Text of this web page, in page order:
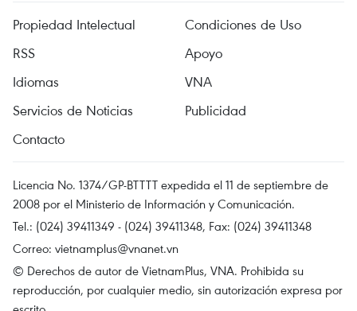
Propiedad Intelectual
Condiciones de Uso
RSS
Apoyo
Idiomas
VNA
Servicios de Noticias
Publicidad
Contacto
Licencia No. 1374/GP-BTTTT expedida el 11 de septiembre de
2008 por el Ministerio de Información y Comunicación.
Tel.: (024) 39411349 - (024) 39411348, Fax: (024) 39411348
Correo: vietnamplus@vnanet.vn
© Derechos de autor de VietnamPlus, VNA. Prohibida su
reproducción, por cualquier medio, sin autorización expresa por